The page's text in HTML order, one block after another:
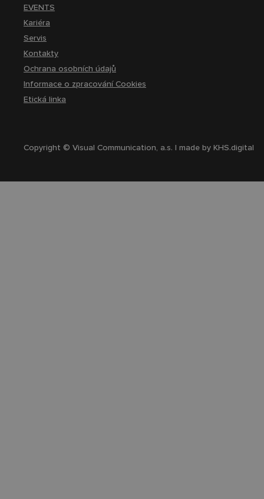
EVENTS
Kariéra
Servis
Kontakty
Ochrana osobních údajů
Informace o zpracování Cookies
Etická linka
Copyright © Visual Communication, a.s. | made byKHS.digital